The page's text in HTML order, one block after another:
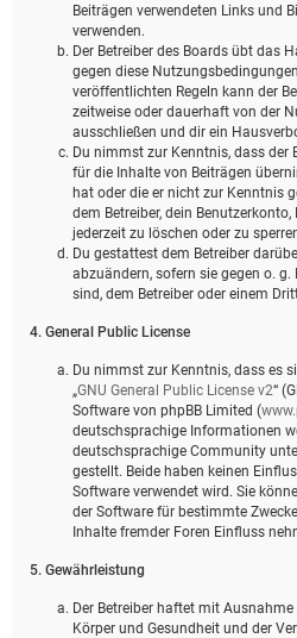
Beiträgen verwendeten Links und
verwenden.
Der Betreiber des Boards übt das
gegen diese
veröffentlichten Regeln kann der
zeitweise oder dauerhaft von der
ausschließen und dir ein
Du nimmst zur Kenntnis, dass der
für die Inhalte von Beiträgen
hat oder die er nicht zur Kenntnis
dem Betreiber, dein
jederzeit zu löschen oder zu
Du gestattest dem Betreiber
abzuändern, sofern sie gegen o.
sind, dem Betreiber oder einem
4. General Public License
Du nimmst zur Kenntnis, dass es
„GNU General Public License v2“
Software von phpBB Limited (
deutschsprachige Informationen
deutschsprachige Community
gestellt. Beide haben keinen
Software verwendet wird. Sie
der Software für bestimmte
Inhalte fremder Foren Einfluss
5. Gewährleistung
Der Betreiber haftet mit
Körper und Gesundheit und der